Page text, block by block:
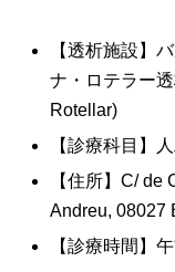
【透析施設】
ナ・ロテラー
Rotellar)
【診療科目】
【住所】C/ de
Andreu, 08027
【診療時間】